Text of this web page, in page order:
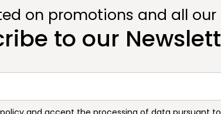
on promotions and all our
to our